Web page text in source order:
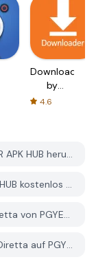
Downloader
by
AFTVnews
4.6
Wie lade ich Radio Rai 3 Diretta von PGYER APK HUB herunter?
Ist das Radio Rai 3 Diretta auf PGYER APK HUB kostenlos zum Download?
Benötige ich ein Konto, um Radio Rai 3 Diretta von PGYER APK HUB herunterzuladen?
Wie kann ich ein Problem mit Radio Rai 3 Diretta auf PGYER APK HUB melden?